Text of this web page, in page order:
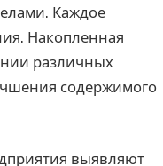
Каждое
Накопленная
различных
содержимого
выявляют